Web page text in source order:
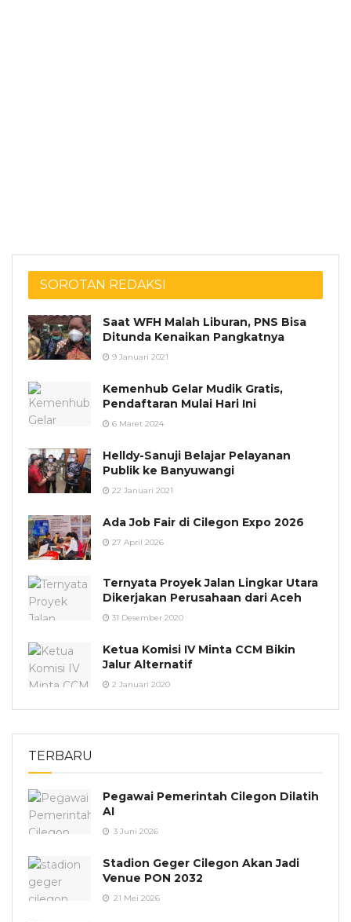
SOROTAN REDAKSI
Saat WFH Malah Liburan, PNS Bisa
Ditunda Kenaikan Pangkatnya
9 Januari 2021
Kemenhub Gelar Mudik Gratis,
Pendaftaran Mulai Hari Ini
6 Maret 2024
Helldy-Sanuji Belajar Pelayanan
Publik ke Banyuwangi
22 Januari 2021
Ada Job Fair di Cilegon Expo 2026
27 April 2026
Ternyata Proyek Jalan Lingkar Utara
Dikerjakan Perusahaan dari Aceh
31 Desember 2020
Ketua Komisi IV Minta CCM Bikin
Jalur Alternatif
2 Januari 2020
TERBARU
Pegawai Pemerintah Cilegon Dilatih
AI
3 Juni 2026
Stadion Geger Cilegon Akan Jadi
Venue PON 2032
21 Mei 2026